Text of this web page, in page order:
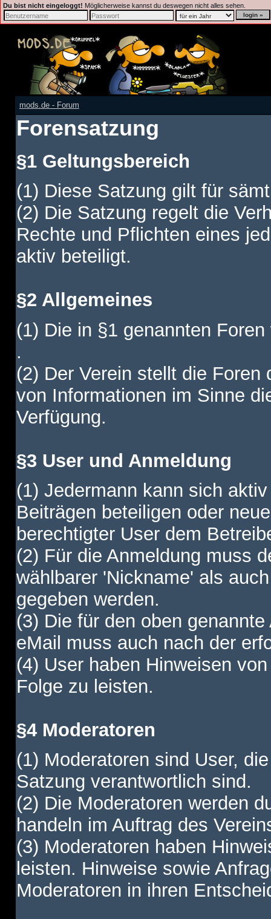
Du bist nicht eingeloggt! Möglicherweise kannst du deswegen nicht alles sehen.
mods.de - Forum
Forensatzung
§1 Geltungsbereich
(1) Diese Satzung gilt für
(2) Die Satzung regelt die
Rechte und Pflichten eines
aktiv beteiligt.
§2 Allgemeines
(1) Die in §1 genannten
.
(2) Der Verein stellt die
von Informationen im Sinne
Verfügung.
§3 User und Anmeldung
(1) Jedermann kann sich
Beiträgen beteiligen oder
berechtigter User dem
(2) Für die Anmeldung muss
wählbarer 'Nickname' als
gegeben werden.
(3) Die für den oben
eMail muss auch nach der
(4) User haben Hinweisen
Folge zu leisten.
§4 Moderatoren
(1) Moderatoren sind User,
Satzung verantwortlich sind.
(2) Die Moderatoren werden
handeln im Auftrag des
(3) Moderatoren haben
leisten. Hinweise sowie
Moderatoren in ihren